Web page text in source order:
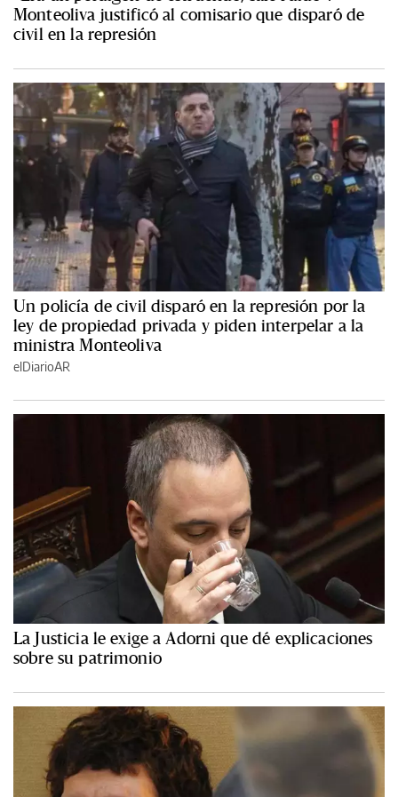
Monteoliva justificó al comisario que disparó de
civil en la represión
Un policía de civil disparó en la represión por la
ley de propiedad privada y piden interpelar a la
ministra Monteoliva
elDiarioAR
La Justicia le exige a Adorni que dé explicaciones
sobre su patrimonio